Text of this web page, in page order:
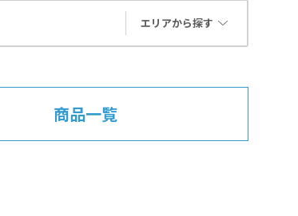
エリアから探す
商品一覧